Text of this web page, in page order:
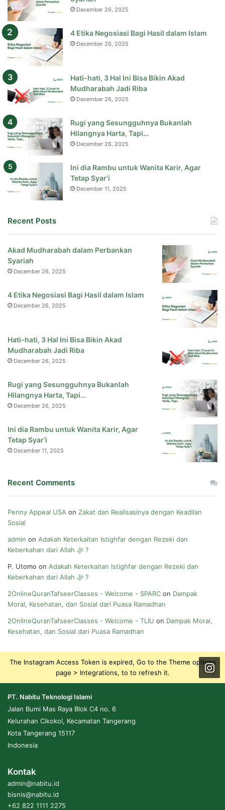
December 26, 2025
4 Etika Negosiasi Bagi Hasil dalam Islam
December 26, 2025
Hati-hati, 3 Hal Ini Bisa Bikin Akad
Mudharabah Jadi Riba
December 26, 2025
Rugi yang Sesungguhnya Bukanlah
Hilangnya Harta, Tapi…
December 26, 2025
Ini dia Rambu untuk Wanita Karir, Agar
Tetap Syar’i
December 11, 2025
Recent Posts
Akad Mudharabah dalam Perbankan
Syariah
December 26, 2025
4 Etika Negosiasi Bagi Hasil dalam Islam
December 26, 2025
Hati-hati, 3 Hal Ini Bisa Bikin Akad
Mudharabah Jadi Riba
December 26, 2025
Rugi yang Sesungguhnya Bukanlah
Hilangnya Harta, Tapi…
December 26, 2025
Ini dia Rambu untuk Wanita Karir, Agar
Tetap Syar’i
December 11, 2025
Recent Comments
Penny Appeal USA on Zakat dan Realisasinya dengan Keadilan
Sosial
admin on Adakah Keterkaitan Istighfar dengan Rezeki dan
Keberkahan dari Allah ﷻ ?
P. Utomo on Adakah Keterkaitan Istighfar dengan Rezeki dan
Keberkahan dari Allah ﷻ ?
2OnlineQuranTafseerClasses - Welcome - SPARC on Dampak
Moral, Kesehatan, dan Sosial dari Puasa Ramadhan
2OnlineQuranTafseerClasses - Welcome - TLIU on Dampak Moral,
Kesehatan, dan Sosial dari Puasa Ramadhan
The Instagram Access Token is expired, Go to the Theme options
page > Integrations, to to refresh it.
PT. Nabitu Teknologi Islami
Jalan Bumi Mas Raya Blok C4 no. 6
Kelurahan Cikokol, Kecamatan Tangerang
Kota Tangerang 15117
Indonesia
Kontak
admin@nabitu.id
bisnis@nabitu.id
+62 822 1111 2275